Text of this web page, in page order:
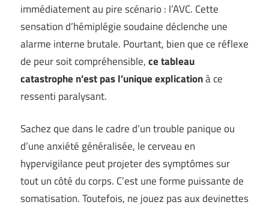
immédiatement au pire scénario : l’AVC. Cette
sensation d’hémiplégie soudaine déclenche une
alarme interne brutale. Pourtant, bien que ce réflexe
de peur soit compréhensible,ce tableau
catastrophe n’est pas l’unique explicationà ce
ressenti paralysant.
Sachez que dans le cadre d’un trouble panique ou
d’une anxiété généralisée, le cerveau en
hypervigilance peut projeter des symptômes sur
tout un côté du corps. C’est une forme puissante de
somatisation. Toutefois, ne jouez pas aux devinettes